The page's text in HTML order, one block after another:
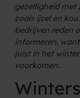
gezelligheid met
zoals ijzel en
bedrijven reden
informeren,
juist in het
voorkomen.